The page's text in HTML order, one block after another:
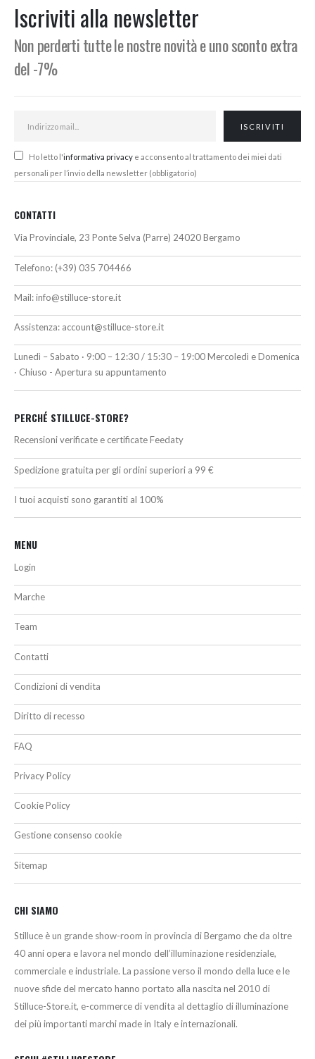
Iscriviti alla newsletter
Non perderti tutte le nostre novità e uno sconto extra
del -7%
Ho letto l'informativa privacy e acconsento al trattamento dei miei dati
personali per l’invio della newsletter (obbligatorio)
CONTATTI
Via Provinciale, 23 Ponte Selva (Parre) 24020 Bergamo
Telefono: (+39) 035 704466
Mail:info@stilluce-store.it
Assistenza: account@stilluce-store.it
Lunedì – Sabato · 9:00 – 12:30 / 15:30 – 19:00 Mercoledì e Domenica
· Chiuso - Apertura su appuntamento
PERCHÉ STILLUCE-STORE?
Recensioni verificate e certificate Feedaty
Spedizione gratuita per gli ordini superiori a 99 €
I tuoi acquisti sono garantiti al 100%
MENU
Login
Marche
Team
Contatti
Condizioni di vendita
Diritto di recesso
FAQ
Privacy Policy
Cookie Policy
Gestione consenso cookie
Sitemap
CHI SIAMO
Stilluce è un grande show-room in provincia di Bergamo che da oltre
40 anni opera e lavora nel mondo dell’illuminazione residenziale,
commerciale e industriale. La passione verso il mondo della luce e le
nuove sfide del mercato hanno portato alla nascita nel 2010 di
Stilluce-Store.it, e-commerce di vendita al dettaglio di illuminazione
dei più importanti marchi made in Italy e internazionali.